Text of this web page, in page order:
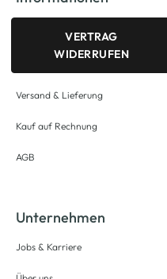
VERTRAG
WIDERRUFEN
Versand & Lieferung
Kauf auf Rechnung
AGB
Unternehmen
Jobs & Karriere